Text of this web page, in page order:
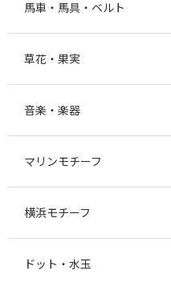
馬車・馬具・ベルト
草花・果実
音楽・楽器
マリンモチーフ
横浜モチーフ
ドット・水玉